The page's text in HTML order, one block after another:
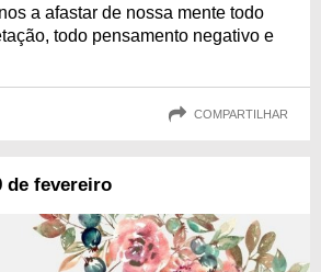
a afastar de nossa mente todo
todo pensamento negativo e
COMPARTILHAR
de fevereiro